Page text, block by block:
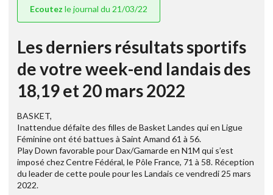
Ecoutez le journal du 21/03/22
Les derniers résultats sportifs
de votre week-end landais des
18,19 et 20 mars 2022
BASKET,
Inattendue défaite des filles de Basket Landes qui en Ligue
Féminine ont été battues à Saint Amand 61 à 56.
Play Down favorable pour Dax/Gamarde en N1M qui s’est
imposé chez Centre Fédéral, le Pôle France, 71 à 58. Réception
du leader de cette poule pour les Landais ce vendredi 25 mars
2022.